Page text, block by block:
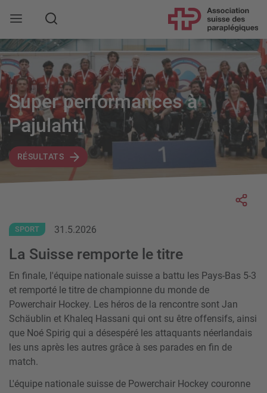
Rechercher
Super performances à
Pajulahti
RÉSULTATS
SPORT 31.5.2026
La Suisse remporte le titre
En finale, l'équipe nationale suisse a battu les Pays-Bas 5-3
et remporté le titre de championne du monde de
Powerchair Hockey. Les héros de la rencontre sont Jan
Schäublin et Khaleq Hassani qui ont su être offensifs, ainsi
que Noé Spirig qui a désespéré les attaquants néerlandais
les uns après les autres grâce à ses parades en fin de
match.
L'équipe nationale suisse de Powerchair Hockey couronne